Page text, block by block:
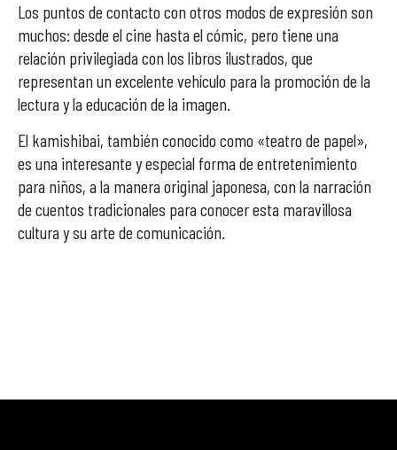
Los puntos de contacto con otros modos de expresión son
muchos: desde el cine hasta el cómic, pero tiene una
relación privilegiada con los libros ilustrados, que
representan un excelente vehículo para la promoción de la
lectura y la educación de la imagen.
El kamishibai, también conocido como «teatro de papel»,
es una interesante y especial forma de entretenimiento
para niños, a la manera original japonesa, con la narración
de cuentos tradicionales para conocer esta maravillosa
cultura y su arte de comunicación.